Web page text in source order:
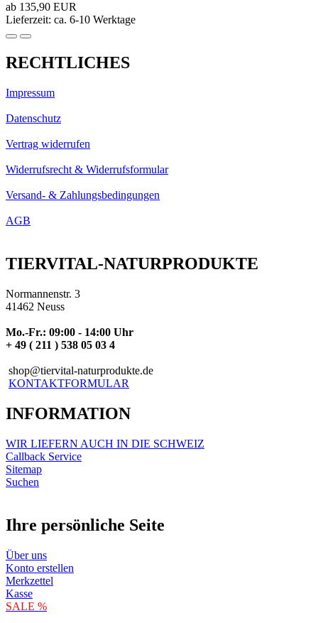
ab 135,90 EUR
Lieferzeit: ca. 6-10 Werktage
RECHTLICHES
Impressum
Datenschutz
Vertrag widerrufen
Widerrufsrecht & Widerrufsformular
Versand- & Zahlungsbedingungen
AGB
TIERVITAL-NATURPRODUKTE
Normannenstr. 3
41462 Neuss
Mo.-Fr.: 09:00 - 14:00 Uhr
+ 49 ( 211 ) 538 05 03 4
shop@tiervital-naturprodukte.de
KONTAKTFORMULAR
INFORMATION
WIR LIEFERN AUCH IN DIE SCHWEIZ
Callback Service
Sitemap
Suchen
Ihre persönliche Seite
Über uns
Konto erstellen
Merkzettel
Kasse
SALE %